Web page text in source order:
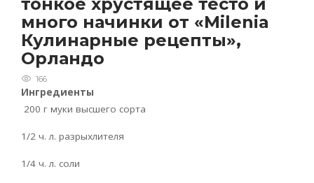
тонкое хрустящее тесто и
много начинки от «Milenia
Кулинарные рецепты»,
Орландо
166
Ингредиенты
200 г муки высшего сорта
1/2 ч. л. разрыхлителя
1/4 ч. л. соли